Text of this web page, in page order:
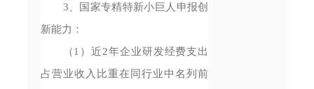
3、国家专精特新小巨人申报创
新能力：
（1）近2年企业研发经费支出
占营业收入比重在同行业中名列前